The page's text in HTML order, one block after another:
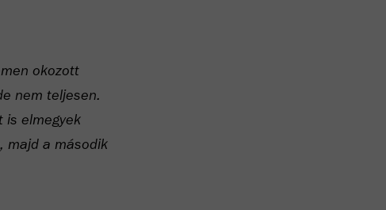
okozott
nem teljesen.
is elmegyek
majd a második